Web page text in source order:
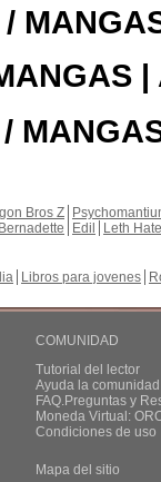
|
Bros Z
Edil
Leth Hate
Libros para jovenes
COMUNIDAD
Tutorial del lector
Ayuda la
FAQ.Preguntas y
Moneda Virtual:
Condiciones de uso
Mapa del sitio